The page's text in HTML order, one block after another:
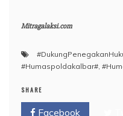
Mitragalaksi.com
#Humaspoldakalbar#
SHARE
Facebook